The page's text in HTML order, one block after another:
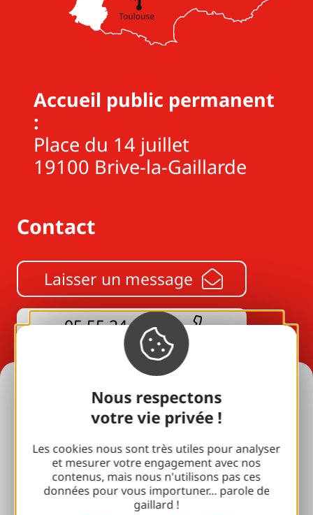
Nous respectons
votre vie privée !
Les cookies nous sont très utiles pour analyser
et mesurer votre engagement avec nos
contenus, mais nous n'utilisons pas ces
données pour vous importuner... parole de
gaillard !
Accueil public permanent
:
Place du 14 juillet
19100 Brive-la-Gaillarde
Contact
Laisser un message
05 55 24 08 80
Idées Séjours
Tous nos hébergements
En amoureux
En famille